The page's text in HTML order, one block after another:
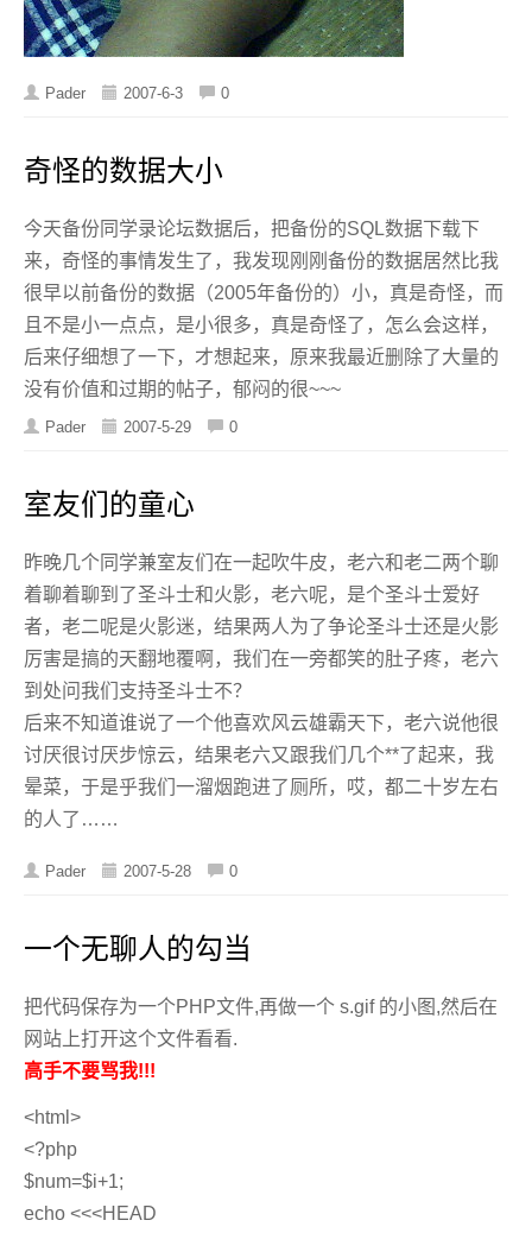
Pader 2007-6-3 0
奇怪的数据大小
今天备份同学录论坛数据后，把备份的SQL数据下载下
来，奇怪的事情发生了，我发现刚刚备份的数据居然比我
很早以前备份的数据（2005年备份的）小，真是奇怪，而
且不是小一点点，是小很多，真是奇怪了，怎么会这样，
后来仔细想了一下，才想起来，原来我最近删除了大量的
没有价值和过期的帖子，郁闷的很~~~
Pader 2007-5-29 0
室友们的童心
昨晚几个同学兼室友们在一起吹牛皮，老六和老二两个聊
着聊着聊到了圣斗士和火影，老六呢，是个圣斗士爱好
者，老二呢是火影迷，结果两人为了争论圣斗士还是火影
厉害是搞的天翻地覆啊，我们在一旁都笑的肚子疼，老六
到处问我们支持圣斗士不？
后来不知道谁说了一个他喜欢风云雄霸天下，老六说他很
讨厌很讨厌步惊云，结果老六又跟我们几个**了起来，我
晕菜，于是乎我们一溜烟跑进了厕所，哎，都二十岁左右
的人了……
Pader 2007-5-28 0
一个无聊人的勾当
把代码保存为一个PHP文件,再做一个 s.gif 的小图,然后在
网站上打开这个文件看看.
高手不要骂我!!!
<html>
<?php
$num=$i+1;
echo <<<HEAD